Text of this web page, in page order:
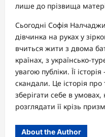
лише до прізвища
Сьогодні Софія
дівчинка на руках у
вчиться жити з двома
країнах, з українсько-
увагою публіки. Її
скандали. Це історія
зберігати себе в умовах,
розглядати її крізь
About the Author